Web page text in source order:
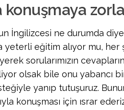
konuşmaya
İngilizcesi ne durumda
yeterli eğitim alıyor mu, her
sorularımızın
olsak bile onu yabancı
yanıp tutuşuruz.
konuşması için ısrar